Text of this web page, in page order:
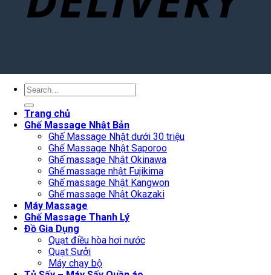
Search
for:
Trang chủ
Ghế Massage Nhật Bản
Ghế Massage Nhật dưới 30 triệu
Ghế Massage Nhật Saporoo
Ghế massage Nhật Okinawa
Ghế massage nhật Fujikima
Ghế massage Nhật Kangwon
Ghế massage Nhật Okazaki
Máy Massage
Ghế Massage Thanh Lý
Đồ Gia Dụng
Quạt điều hòa hơi nước
Quạt Sưởi
Máy chạy bộ